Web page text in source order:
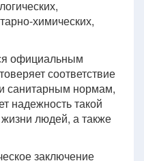
химических,
официальным
соответствие
санитарным нормам,
надежность такой
людей, а также
заключение